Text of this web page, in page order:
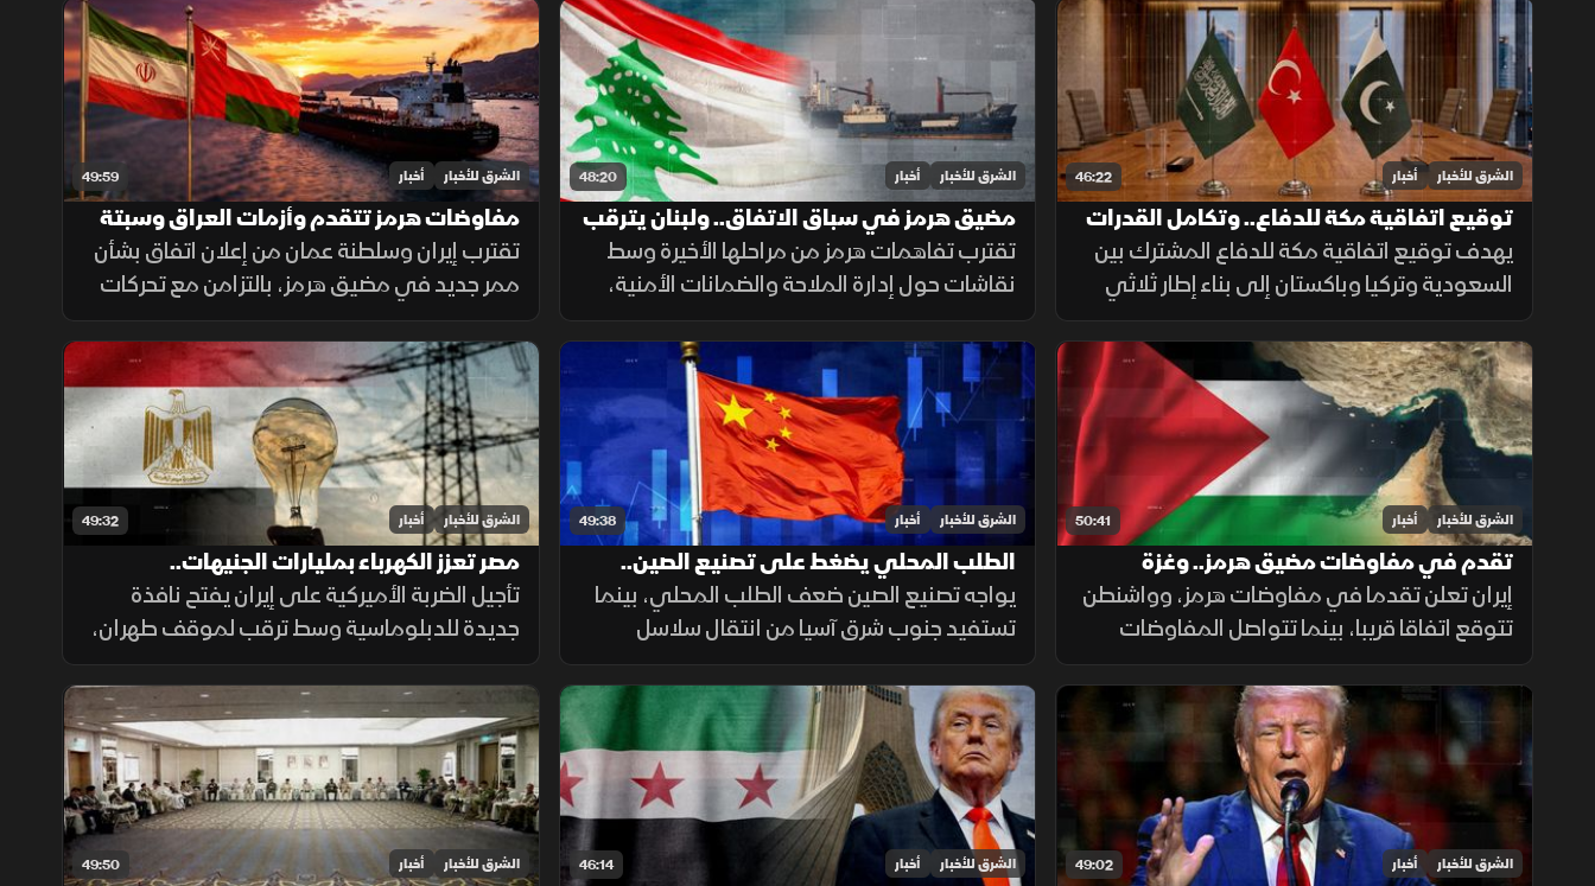
46:22 الشرق للأخبار أخبار
توقيع اتفاقية مكة للدفاع.. وتكامل القدرات
العسكرية بالسعودية
يهدف توقيع اتفاقية مكة للدفاع المشترك بين
السعودية وتركيا وباكستان إلى بناء إطار ثلاثي
يعزز الجاهزية والتكامل العسكري، ويرفع التنسيق
الأمني لحماية استقرار المنطقة ومواجهة
التحديات.
48:20 الشرق للأخبار أخبار
مضيق هرمز في سباق الاتفاق.. ولبنان يترقب
مسار التهدئة
تقترب تفاهمات هرمز من مراحلها الأخيرة وسط
نقاشات حول إدارة الملاحة والضمانات الأمنية،
بالتوازي مع تحركات أميركية ومفاوضات لبنانية
إسرائيلية تعكس استمرار اختبار فرص التهدئة في
المنطقة.
49:59 الشرق للأخبار أخبار
مفاوضات هرمز تتقدم وأزمات العراق وسبتة
تتصدر المشهد
تقترب إيران وسلطنة عمان من إعلان اتفاق بشأن
ممر جديد في مضيق هرمز، بالتزامن مع تحركات
إقليمية لحماية الملاحة، وأزمة مالية متفاقمة
في العراق ومخاوف إنسانية بعد أحداث سبتة.
50:41 الشرق للأخبار أخبار
تقدم في مفاوضات مضيق هرمز.. وغزة
تترقب وقف إطلاق النار
إيران تعلن تقدما في مفاوضات هرمز، وواشنطن
تتوقع اتفاقا قريبا، بينما تتواصل المفاوضات
اللبنانية الإسرائيلية في روما، وتدين الهند
استهداف سفينة مدنية قرب اليمن، مع تحذيرات
أممية بشأن غزة.
49:38 الشرق للأخبار أخبار
الطلب المحلي يضغط على تصنيع الصين..
والبحر الأحمر يجمع السعودية وتركيا
يواجه تصنيع الصين ضعف الطلب المحلي، بينما
تستفيد جنوب شرق آسيا من انتقال سلاسل
التوريد. ويتوسع التنسيق السعودي التركي
بحريا، فيما تستمر اتصالات واشنطن وطهران.
صحيا، تدعم القيلولة الذاكرة.
49:32 الشرق للأخبار أخبار
مصر تعزز الكهرباء بمليارات الجنيهات..
والسجائر الإلكترونية تهدد المراهقين
تأجيل الضربة الأميركية على إيران يفتح نافذة
جديدة للدبلوماسية وسط ترقب لموقف طهران،
فيما تدعم مصر قطاع الكهرباء بعشرات المليارات،
وتحذر دراسات طبية من مخاطر السجائر
الإلكترونية على أدمغة المراهقين.
49:02 الشرق للأخبار أخبار 46:14 الشرق للأخبار أخبار 49:50 الشرق للأخبار أخبار